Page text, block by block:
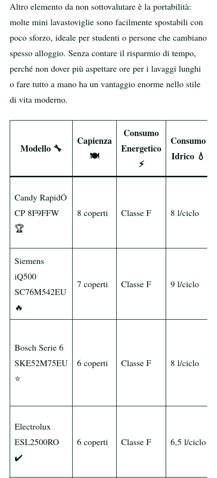
Altro elemento da non sottovalutare è la portabilità:
molte mini lavastoviglie sono facilmente spostabili con
poco sforzo, ideale per studenti o persone che cambiano
spesso alloggio. Senza contare il risparmio di tempo,
perché non dover più aspettare ore per i lavaggi lunghi
o fare tutto a mano ha un vantaggio enorme nello stile
di vita moderno.
Modello 🔧
Capienza
🍽️
Consumo
Energetico
⚡
Consumo
Idrico 💧
Candy RapidÓ
CP 8F9FFW
🏆
8 coperti Classe F 8 l/ciclo
Siemens
iQ500
SC76M542EU
🔥
7 coperti Classe F 9 l/ciclo
Bosch Serie 6
SKE52M75EU
⭐
6 coperti Classe F 8 l/ciclo
Electrolux
ESL2500RO
✔️
6 coperti Classe F 6,5 l/ciclo